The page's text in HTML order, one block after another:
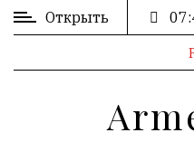
ВХОД
РЕГИСТРАЦИЯ
ՄՈՒՏՔ
Открыть